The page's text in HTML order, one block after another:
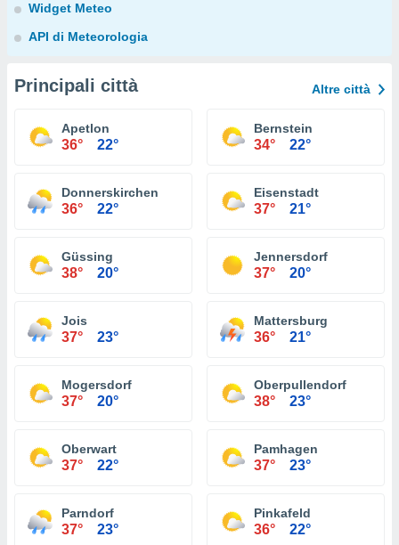
Widget Meteo
API di Meteorologia
Principali città Altre città
Apetlon
36° 22°
Bernstein
34° 22°
Donnerskirchen
36° 22°
Eisenstadt
37° 21°
Güssing
38° 20°
Jennersdorf
37° 20°
Jois
37° 23°
Mattersburg
36° 21°
Mogersdorf
37° 20°
Oberpullendorf
38° 23°
Oberwart
37° 22°
Pamhagen
37° 23°
Parndorf
37° 23°
Pinkafeld
36° 22°